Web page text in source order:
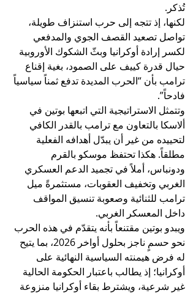
تُذكر.
لكنها، إذ تتجه إلى حرب استنزاف طويلة،
تواصل تصعيد القصف الجوي والمدفعي
لكسر إرادة أوكرانيا وبثّ الشكوك الأوروبية
حيال قدرة كييف على الصمود، بغية إقناع
ترامب بأن “الحرب المديدة تدفع ثمناً سياسياً
فادحاً”.
وتتمثل الاستراتيجية التي اتبعها بوتين في
ألاسكا بالتعاون مع ترامب بالقدر الكافي
لتحييده من غير أن يبدّل أهدافه الفعلية
مطلقاً. هكذا تحتفظ موسكو بالقرم
ودونباس، أملاً في تجميد الدعم العسكري
الغربي وتخفيف العقوبات، مستثمرةً ميل
ترامب للثنائية وصعوبة تنسيق المواقف
داخل المعسكر الغربي.
ويبدو بوتين مقتنعاً بأنه يتقدّم في هذه الحرب
نحو حسمٍ ناجز بحلول أواخر 2026، بما يتيح
له فرض هيمنته السياسية النهائية على
أوكرانيا؛ إذ يطالب باعتبار الحكومة الحالية
غير شرعية، ويشترط بقاء أوكرانيا منزوعة